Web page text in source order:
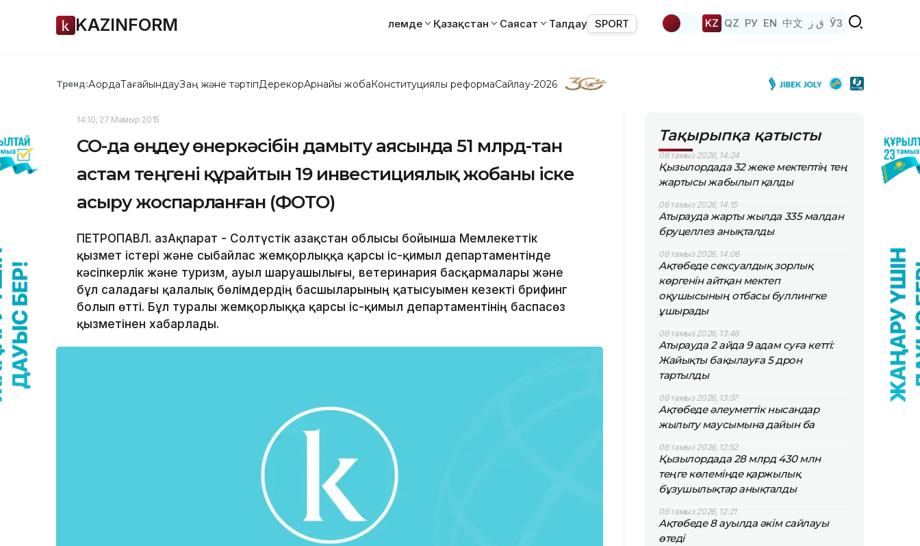
KAZINFORM Әлемде Қазақстан Саясат Талдау SPORT KZ QZ РУ EN 中文 ق ز ЎЗ
Тренд:АқордаТағайындауЗаң және тәртіпДерекқорАрнайы жобаКонституциялық реформаСайлау-2026
14:10, 27 Мамыр 2015
СҚО-да өңдеу өнеркәсібін дамыту аясында 51 млрд-тан
астам теңгені құрайтын 19 инвестициялық жобаны іске
асыру жоспарланған (ФОТО)
ПЕТРОПАВЛ. ҚазАқпарат - Солтүстік Қазақстан облысы бойынша Мемлекеттік
қызмет істері және сыбайлас жемқорлыққа қарсы іс-қимыл департаментінде
кәсіпкерлік және туризм, ауыл шаруашылығы, ветеринария басқармалары және
бұл саладағы қалалық бөлімдердің басшыларының қатысуымен кезекті брифинг
болып өтті. Бұл туралы жемқорлыққа қарсы іс-қимыл департаментінің баспасөз
қызметінен хабарлады.
Тақырыпқа қатысты
06 тамыз 2026, 14:24
Қызылордада 32 жеке мектептің тең
жартысы жабылып қалды
06 тамыз 2026, 14:15
Атырауда жарты жылда 335 малдан
бруцеллез анықталды
06 тамыз 2026, 14:06
Ақтөбеде сексуалдық зорлық
көргенін айтқан мектеп
оқушысының отбасы буллингке
ұшырады
06 тамыз 2026, 13:46
Атырауда 2 айда 9 адам суға кетті:
Жайықты бақылауға 5 дрон
тартылды
06 тамыз 2026, 13:37
Ақтөбеде әлеуметтік нысандар
жылыту маусымына дайын ба
06 тамыз 2026, 12:52
Қызылордада 28 млрд 430 млн
теңге көлемінде қаржылық
бұзушылықтар анықталды
06 тамыз 2026, 12:21
Ақтөбеде 8 ауылда әкім сайлауы
өтеді